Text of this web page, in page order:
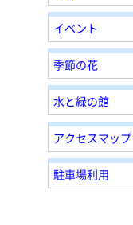
イベント
季節の花
水と緑の館
アクセスマップ
駐車場利用